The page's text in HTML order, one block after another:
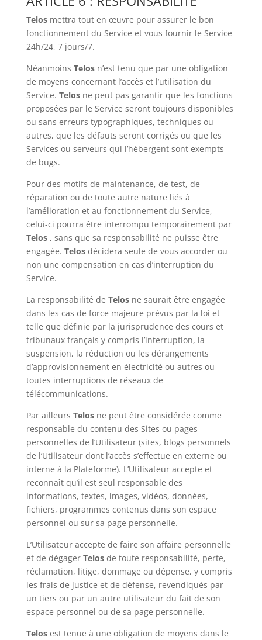
Telosmettra tout en œuvre pour assurer le bon
fonctionnement du Service et vous fournir le Service
24h/24, 7 jours/7.
Néanmoins Telosn’est tenu que par une obligation
de moyens concernant l’accès et l’utilisation du
Service. Telosne peut pas garantir que les fonctions
proposées par le Service seront toujours disponibles
ou sans erreurs typographiques, techniques ou
autres, que les défauts seront corrigés ou que les
Services ou serveurs qui l’hébergent sont exempts
de bugs.
Pour des motifs de maintenance, de test, de
réparation ou de toute autre nature liés à
l’amélioration et au fonctionnement du Service,
celui-ci pourra être interrompu temporairement par
Telos, sans que sa responsabilité ne puisse être
engagée. Telosdécidera seule de vous accorder ou
non une compensation en cas d’interruption du
Service.
La responsabilité de Telosne saurait être engagée
dans les cas de force majeure prévus par la loi et
telle que définie par la jurisprudence des cours et
tribunaux français y compris l’interruption, la
suspension, la réduction ou les dérangements
d’approvisionnement en électricité ou autres ou
toutes interruptions de réseaux de
télécommunications.
Par ailleurs Telosne peut être considérée comme
responsable du contenu des Sites ou pages
personnelles de l’Utilisateur (sites, blogs personnels
de l’Utilisateur dont l’accès s’effectue en externe ou
interne à la Plateforme). L’Utilisateur accepte et
reconnaît qu’il est seul responsable des
informations, textes, images, vidéos, données,
fichiers, programmes contenus dans son espace
personnel ou sur sa page personnelle.
L’Utilisateur accepte de faire son affaire personnelle
et de dégager Telosde toute responsabilité, perte,
réclamation, litige, dommage ou dépense, y compris
les frais de justice et de défense, revendiqués par
un tiers ou par un autre utilisateur du fait de son
espace personnel ou de sa page personnelle.
Telosest tenue à une obligation de moyens dans le